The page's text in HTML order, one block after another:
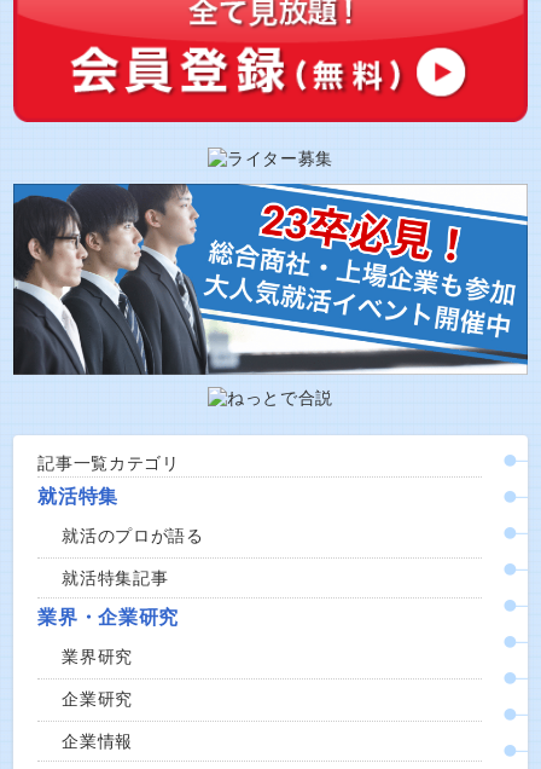
記事一覧カテゴリ
就活特集
就活のプロが語る
就活特集記事
業界・企業研究
業界研究
企業研究
企業情報